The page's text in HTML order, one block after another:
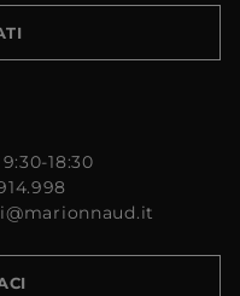
18:30